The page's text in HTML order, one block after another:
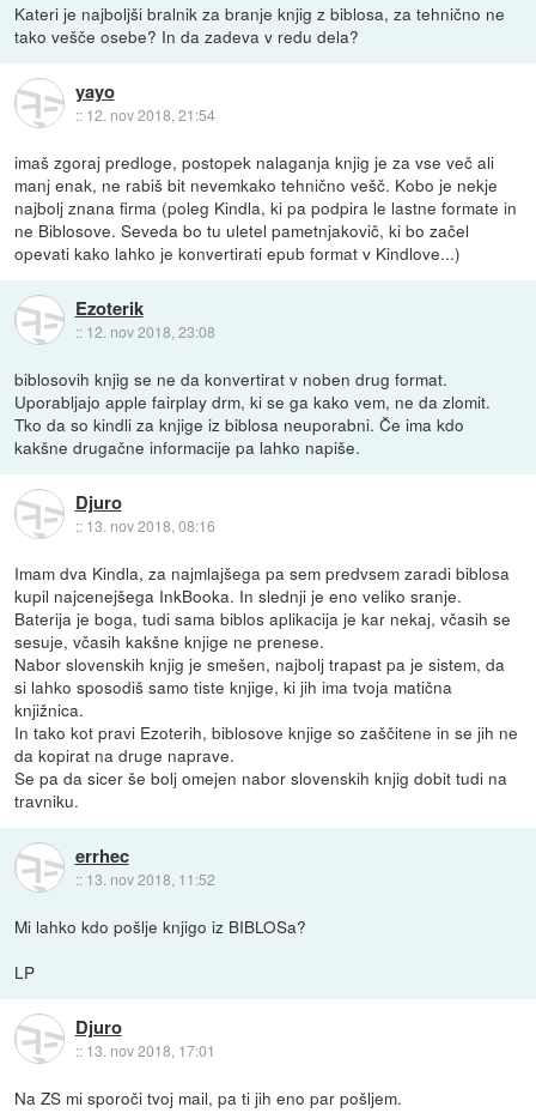
Kateri je najboljši bralnik za branje knjig z biblosa, za tehnično ne
tako vešče osebe? In da zadeva v redu dela?
yayo
:: 12. nov 2018, 21:54
imaš zgoraj predloge, postopek nalaganja knjig je za vse več ali
manj enak, ne rabiš bit nevemkako tehnično vešč. Kobo je nekje
najbolj znana firma (poleg Kindla, ki pa podpira le lastne formate in
ne Biblosove. Seveda bo tu uletel pametnjakovič, ki bo začel
opevati kako lahko je konvertirati epub format v Kindlove...)
Ezoterik
:: 12. nov 2018, 23:08
biblosovih knjig se ne da konvertirat v noben drug format.
Uporabljajo apple fairplay drm, ki se ga kako vem, ne da zlomit.
Tko da so kindli za knjige iz biblosa neuporabni. Če ima kdo
kakšne drugačne informacije pa lahko napiše.
Djuro
:: 13. nov 2018, 08:16
Imam dva Kindla, za najmlajšega pa sem predvsem zaradi biblosa
kupil najcenejšega InkBooka. In slednji je eno veliko sranje.
Baterija je boga, tudi sama biblos aplikacija je kar nekaj, včasih se
sesuje, včasih kakšne knjige ne prenese.
Nabor slovenskih knjig je smešen, najbolj trapast pa je sistem, da
si lahko sposodiš samo tiste knjige, ki jih ima tvoja matična
knjižnica.
In tako kot pravi Ezoterih, biblosove knjige so zaščitene in se jih ne
da kopirat na druge naprave.
Se pa da sicer še bolj omejen nabor slovenskih knjig dobit tudi na
travniku.
errhec
:: 13. nov 2018, 11:52
Mi lahko kdo pošlje knjigo iz BIBLOSa?
LP
Djuro
:: 13. nov 2018, 17:01
Na ZS mi sporoči tvoj mail, pa ti jih eno par pošljem.